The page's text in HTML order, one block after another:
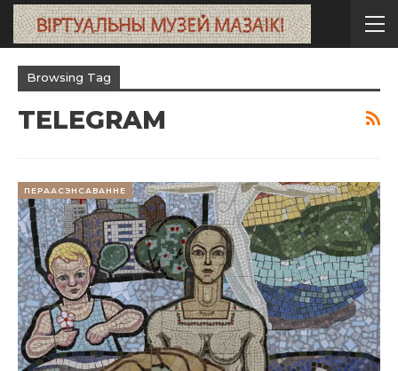
Browsing Tag
TELEGRAM
ПЕРААСЭНСАВАННЕ